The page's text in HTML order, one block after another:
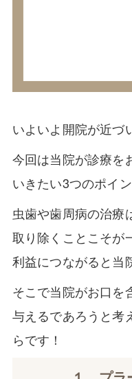
いよいよ開院が近づ
今回は当院が診療を
いきたい3つのポイ
虫歯や歯周病の治療
取り除くことこそが
利益につながると当
そこで当院がお口を
与えるであろうと考
らです！